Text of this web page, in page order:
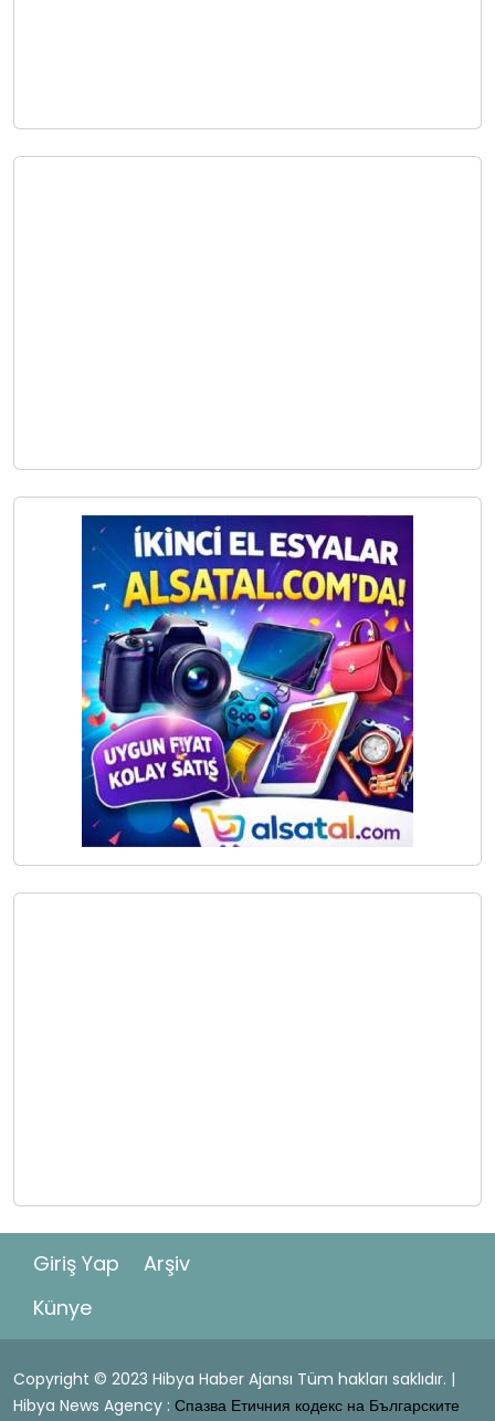
Giriş Yap
Arşiv
Künye
Copyright © 2023 Hibya Haber Ajansı Tüm hakları saklıdır. |
Hibya News Agency : Спазва Етичния кодекс на Българските